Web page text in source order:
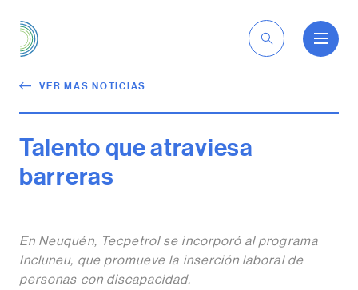
VER MAS NOTICIAS
Talento que atraviesa
barreras
En Neuquén, Tecpetrol se incorporó al programa
Incluneu, que promueve la inserción laboral de
personas con discapacidad.